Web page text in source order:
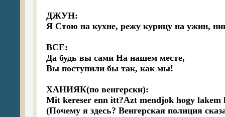
ДЖУН:
Я Стою на кухне, режу курицу на ужин,
ВСЕ:
Да будь вы сами На нашем месте,
Вы поступили бы так, как мы!
ХАНИЯК(по венгерски):
Mit kereser enn itt?Azt mendjok hogy lakem
(Почему я здесь? Венгерская полиция